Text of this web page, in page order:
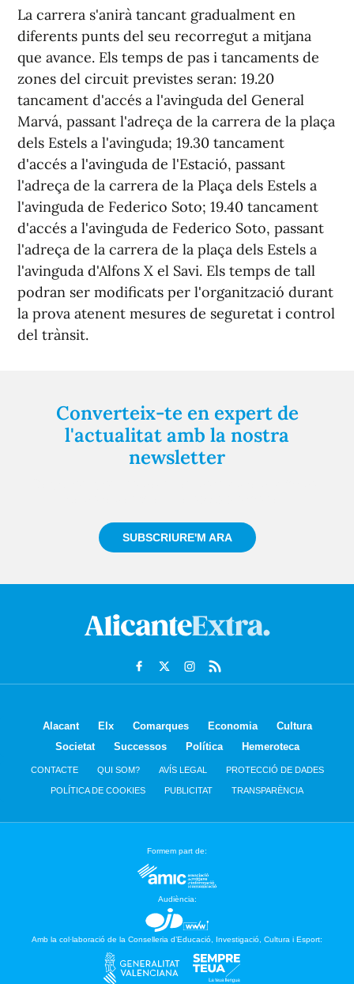
La carrera s'anirà tancant gradualment en
diferents punts del seu recorregut a mitjana
que avance. Els temps de pas i tancaments de
zones del circuit previstes seran: 19.20
tancament d'accés a l'avinguda del General
Marvá, passant l'adreça de la carrera de la plaça
dels Estels a l'avinguda; 19.30 tancament
d'accés a l'avinguda de l'Estació, passant
l'adreça de la carrera de la Plaça dels Estels a
l'avinguda de Federico Soto; 19.40 tancament
d'accés a l'avinguda de Federico Soto, passant
l'adreça de la carrera de la plaça dels Estels a
l'avinguda d'Alfons X el Savi. Els temps de tall
podran ser modificats per l'organització durant
la prova atenent mesures de seguretat i control
del trànsit.
Converteix-te en expert de
l'actualitat amb la nostra
newsletter
SUBSCRIURE'M ARA
Alacant Elx Comarques Economia
Cultura
Societat
Successos Política Hemeroteca
CONTACTE QUI SOM? AVÍS LEGAL PROTECCIÓ DE DADES
POLÍTICA DE COOKIES PUBLICITAT TRANSPARÈNCIA
Formem part de:
Audiència:
Amb la col·laboració de la Conselleria d’Educació, Investigació, Cultura i Esport: